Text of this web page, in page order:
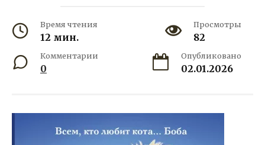
Время чтения
12 мин.
Просмотры
82
Комментарии
0
Опубликовано
02.01.2026